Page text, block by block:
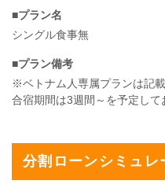
■プラン名
シングル食事無
■プラン備考
※ベトナム人専属プランは記
合宿期間は3週間～を予定して
分割ローンシミュレ